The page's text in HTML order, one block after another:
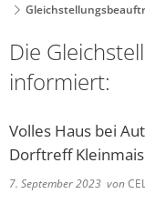
Die
informiert:
Volles Haus bei
Dorftreff
7. September 2023 von